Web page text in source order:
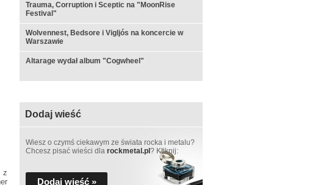
z
Trauma, Corruption i Sceptic na "MoonRise
Festival"
Wolvennest, Bedsore i Vigljós na koncercie w
Warszawie
Altarage wydał album "Cogwheel"
Dodaj wieść
Wiesz o czymś ciekawym ze świata rocka i metalu?
Chcesz pisać wieści dla rockmetal.pl ? Kliknij:
Dodaj wieść »